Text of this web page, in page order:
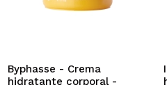
Byphasse - Crema
hidratante corporal -